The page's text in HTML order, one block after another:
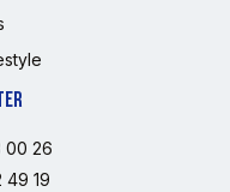
00 26
49 19